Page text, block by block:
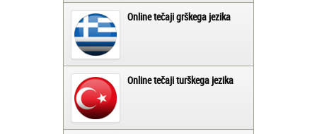
Online tečaji grškega jezika
Online tečaji turškega jezika